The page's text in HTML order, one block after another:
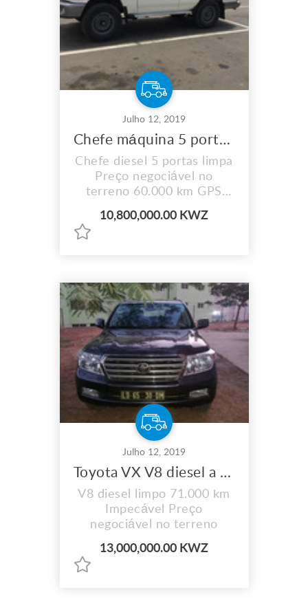
Julho 12, 2019
Chefe máquina 5 portasvdiesel
Chefe diesel 5 portas limpa
Preço negociável no
terreno 60.000 km GPS
sérios por favor.
10,800,000.00 KWZ
Julho 12, 2019
Toyota VX V8 diesel a ser vendido a bom preço
V8 diesel limpo 71.000 km
Impecável Preço
negociável no terreno
13,000,000.00 KWZ